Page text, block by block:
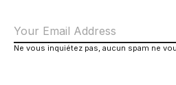
Ne vous inquiétez pas, aucun spam ne